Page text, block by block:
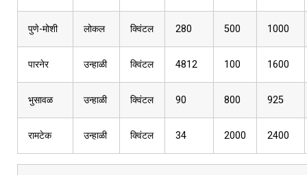
पुणे-मोशी लोकल क्विंटल 280 500 1000
पारनेर उन्हाळी क्विंटल 4812 100 1600
भुसावळ उन्हाळी क्विंटल 90 800 925
रामटेक उन्हाळी क्विंटल 34 2000 2400